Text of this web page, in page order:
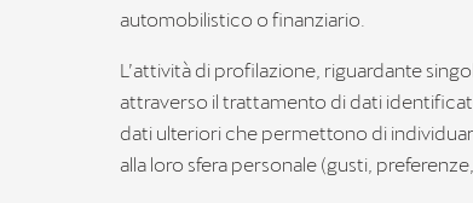
automobilistico o finanziario.
L’attività di profilazione, riguardante
attraverso il trattamento di dati
dati ulteriori che permettono di
alla loro sfera personale (gusti,